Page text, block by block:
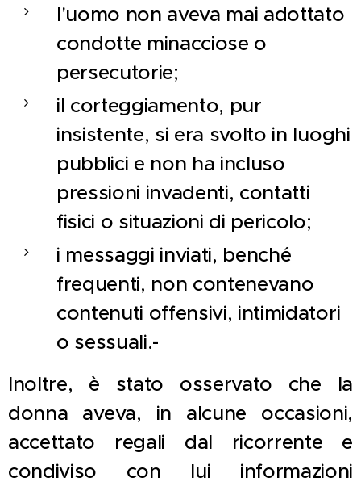
l'uomo non aveva mai adottato
condotte minacciose o
persecutorie;
il corteggiamento, pur
insistente, si era svolto in luoghi
pubblici e non ha incluso
pressioni invadenti, contatti
fisici o situazioni di pericolo;
i messaggi inviati, benché
frequenti, non contenevano
contenuti offensivi, intimidatori
o sessuali.-
Inoltre, è stato osservato che la
donna aveva, in alcune occasioni,
accettato regali dal ricorrente e
condiviso con lui informazioni